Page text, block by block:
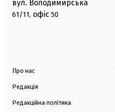
вул. Володимирська
61/11, офіс 50
Про нас
Редакція
Редакційна політика